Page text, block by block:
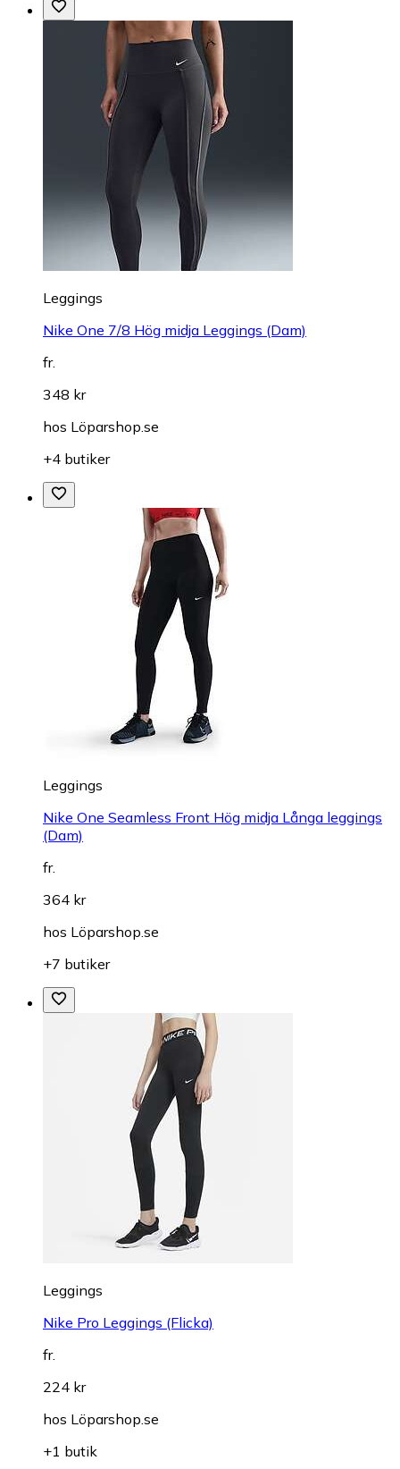
Leggings
Nike One 7/8 Hög midja Leggings (Dam)
fr.
348 kr
hos Löparshop.se
+4 butiker
Leggings
Nike One Seamless Front Hög midja Långa leggings
(Dam)
fr.
364 kr
hos Löparshop.se
+7 butiker
Leggings
Nike Pro Leggings (Flicka)
fr.
224 kr
hos Löparshop.se
+1 butik